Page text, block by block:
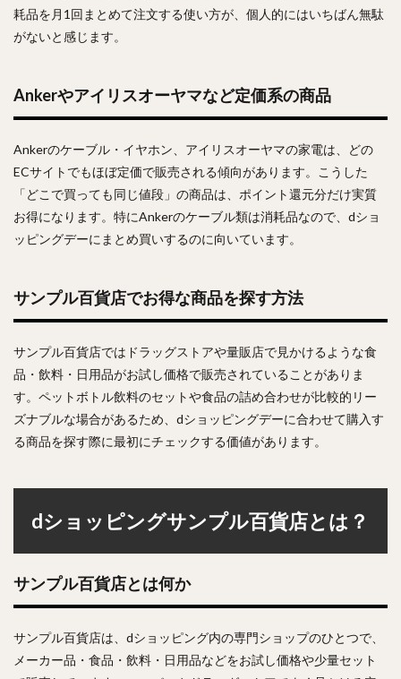
耗品を月1回まとめて注文する使い方が、個人的にはいちばん無駄
がないと感じます。
Ankerやアイリスオーヤマなど定価系の商品
Ankerのケーブル・イヤホン、アイリスオーヤマの家電は、どの
ECサイトでもほぼ定価で販売される傾向があります。こうした
「どこで買っても同じ値段」の商品は、ポイント還元分だけ実質
お得になります。特にAnkerのケーブル類は消耗品なので、dショ
ッピングデーにまとめ買いするのに向いています。
サンプル百貨店でお得な商品を探す方法
サンプル百貨店ではドラッグストアや量販店で見かけるような食
品・飲料・日用品がお試し価格で販売されていることがありま
す。ペットボトル飲料のセットや食品の詰め合わせが比較的リー
ズナブルな場合があるため、dショッピングデーに合わせて購入す
る商品を探す際に最初にチェックする価値があります。
dショッピングサンプル百貨店とは？
サンプル百貨店とは何か
サンプル百貨店は、dショッピング内の専門ショップのひとつで、
メーカー品・食品・飲料・日用品などをお試し価格や少量セット